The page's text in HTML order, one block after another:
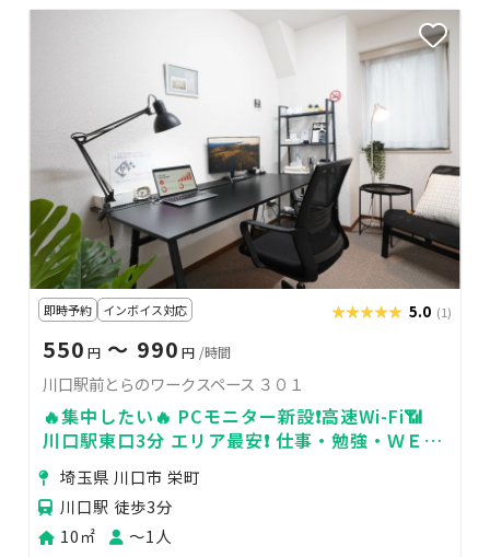
即時予約 インボイス対応 ★★★★★
★★★★★ 5.0 (1)
550 円 〜 990 円 /時間
川口駅前とらのワークスペース ３０１
🔥集中したい🔥 PCモニター新設❗高速Wi-Fi📶
川口駅東口3分 エリア最安❗ 仕事・勉強・ＷＥＢ
会議・各種作業などに
埼玉県 川口市 栄町
川口駅 徒歩3分
10㎡
〜1人